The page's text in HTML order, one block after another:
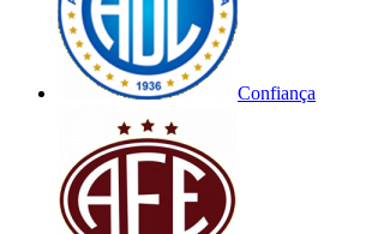
Confiança